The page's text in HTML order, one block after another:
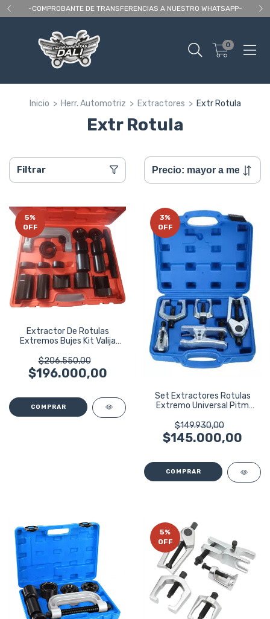
-COMPROBANTE DE TRANSFERENCIAS A NUESTRO WHATSAPP-
0
Inicio > Herr. Automotriz > Extractores > Extr Rotula
Extr Rotula
Filtrar
5%
OFF
Extractor De Rotulas
Extremos Bujes Kit Valija
$206.550,00
$196.000,00
3%
OFF
Set Extractores Rotulas
Extremo Universal Pitm
$149.930,00
$145.000,00
5%
OFF